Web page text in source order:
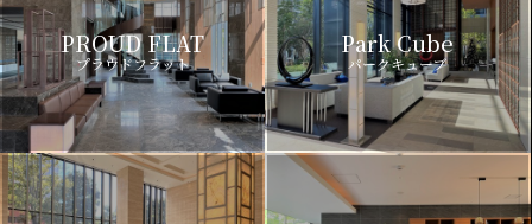
PROUD FLAT
プラウドフラット
Park Cube
パークキューブ